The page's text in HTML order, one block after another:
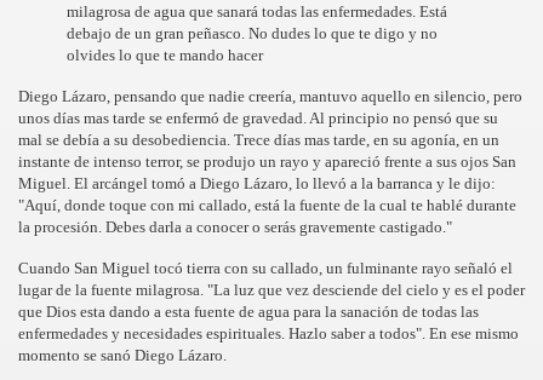
milagrosa de agua que sanará todas las enfermedades. Está
debajo de un gran peñasco. No dudes lo que te digo y no
olvides lo que te mando hacer
Diego Lázaro, pensando que nadie creería, mantuvo aquello en silencio, pero
unos días mas tarde se enfermó de gravedad. Al principio no pensó que su
mal se debía a su desobediencia. Trece días mas tarde, en su agonía, en un
instante de intenso terror, se produjo un rayo y apareció frente a sus ojos San
Miguel. El arcángel tomó a Diego Lázaro, lo llevó a la barranca y le dijo:
"Aquí, donde toque con mi callado, está la fuente de la cual te hablé durante
la procesión. Debes darla a conocer o serás gravemente castigado."
Cuando San Miguel tocó tierra con su callado, un fulminante rayo señaló el
lugar de la fuente milagrosa. "La luz que vez desciende del cielo y es el poder
que Dios esta dando a esta fuente de agua para la sanación de todas las
enfermedades y necesidades espirituales. Hazlo saber a todos". En ese mismo
momento se sanó Diego Lázaro.